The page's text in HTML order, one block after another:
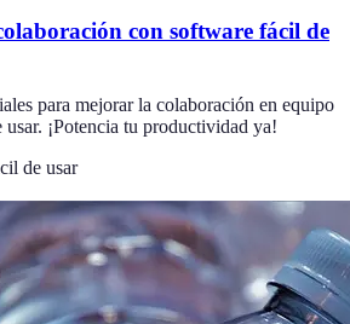
con software fácil de
para mejorar la colaboración en equipo
¡Potencia tu productividad ya!
de usar